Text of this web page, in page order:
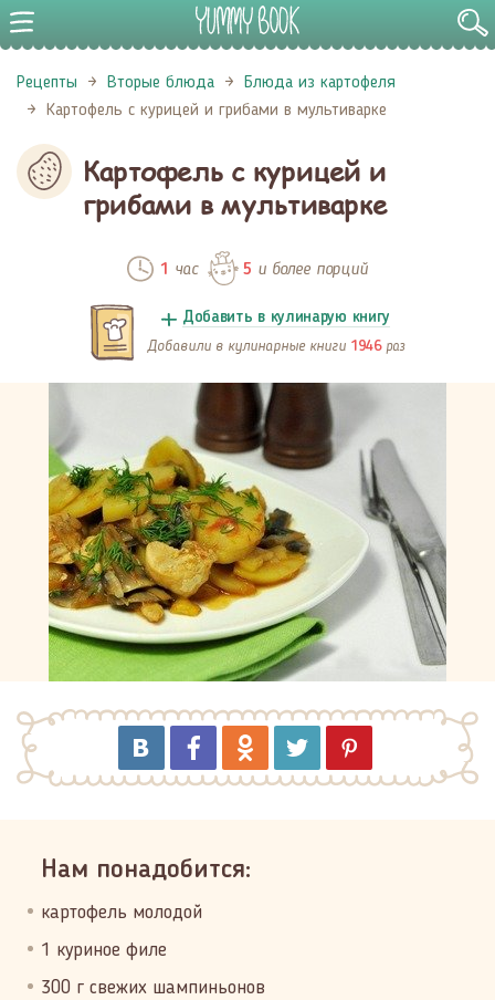
Рецепты Вторые блюда
Блюда из картофеля
Картофель с курицей и грибами в мультиварке
Картофель с курицей и
грибами в мультиварке
1 час 5 и более порций
Добавить в кулинарую книгу
Добавили в кулинарные книги 1946 раз
Нам понадобится:
картофель молодой
1 куриное филе
300 г свежих шампиньонов